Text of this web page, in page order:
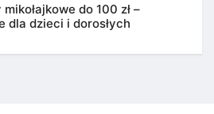
do 100 zł –
dla dzieci i dorosłych